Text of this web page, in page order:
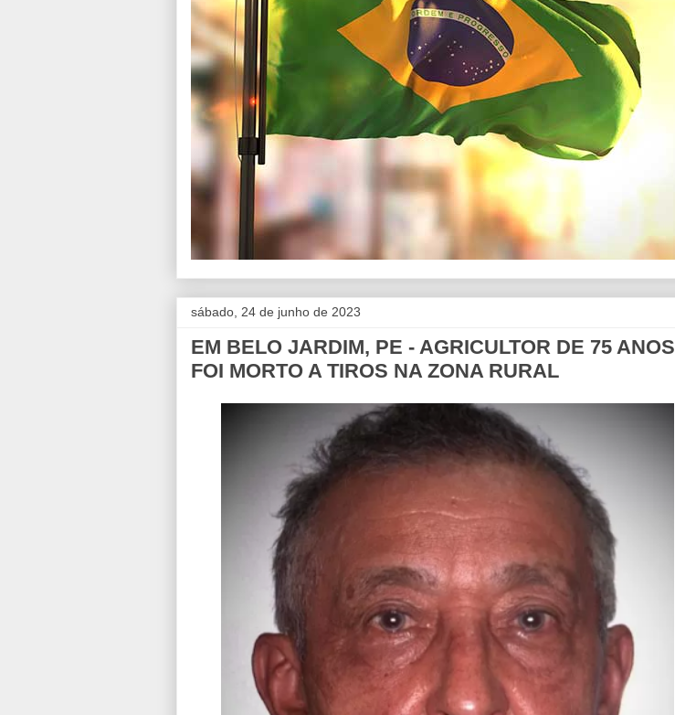
sábado, 24 de junho de 2023
EM BELO JARDIM, PE - AGRICULTOR DE 75 ANOS
FOI MORTO A TIROS NA ZONA RURAL